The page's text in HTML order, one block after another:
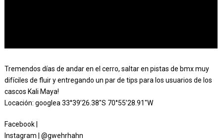
Tremendos días de andar en el cerro, saltar en pistas de bmx muy
difíciles de fluir y entregando un par de tips para los usuarios de los
cascos Kali Maya!
Locación: googlea 33°39’26.38″S 70°55’28.91″W
Facebook |
Instagram | @gwehrhahn